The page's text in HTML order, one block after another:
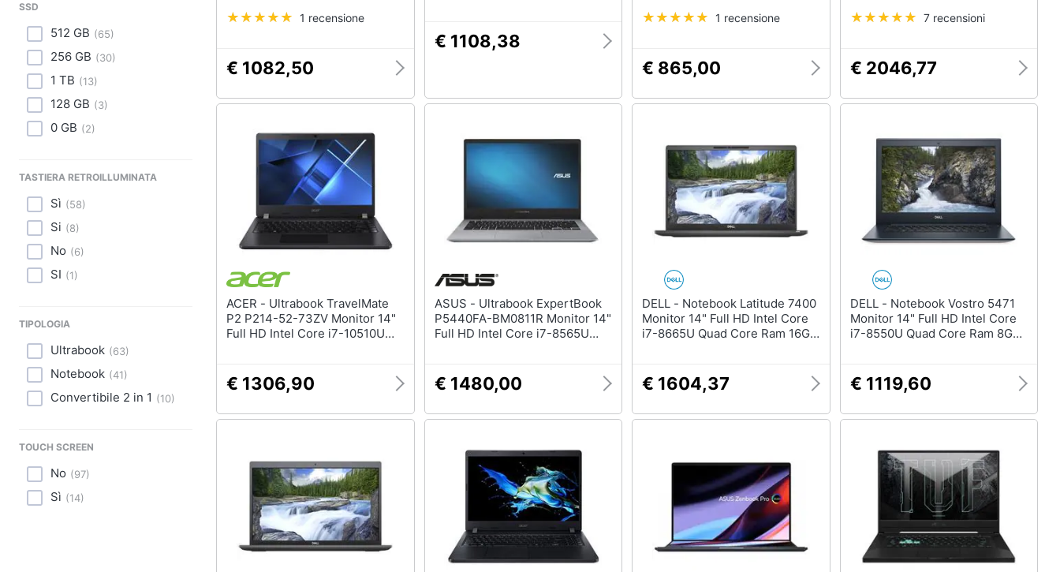
SSD
512 GB (65)
256 GB (30)
1 TB (13)
128 GB (3)
0 GB (2)
TASTIERA RETROILLUMINATA
Sì (58)
Si (8)
No (6)
SI (1)
TIPOLOGIA
Ultrabook (63)
Notebook (41)
Convertibile 2 in 1 (10)
TOUCH SCREEN
No (97)
Sì (14)
Home
1 recensione
€ 1082,50
€ 1108,38
Windows 11 Pro1 recensione
€ 865,00
SSD 1TB Nvidia GeForce RTX
7 recensioni
€ 2046,77
ACER - Ultrabook TravelMate
P2 P214-52-73ZV Monitor 14"
Full HD Intel Core i7-10510U
€ 1306,90
ASUS - Ultrabook ExpertBook
P5440FA-BM0811R Monitor 14"
Full HD Intel Core i7-8565U
€ 1480,00
DELL - Notebook Latitude 7400
Monitor 14" Full HD Intel Core
i7-8665U Quad Core Ram 16GB
€ 1604,37
DELL - Notebook Vostro 5471
Monitor 14" Full HD Intel Core
i7-8550U Quad Core Ram 8GB
Pro
€ 1119,60